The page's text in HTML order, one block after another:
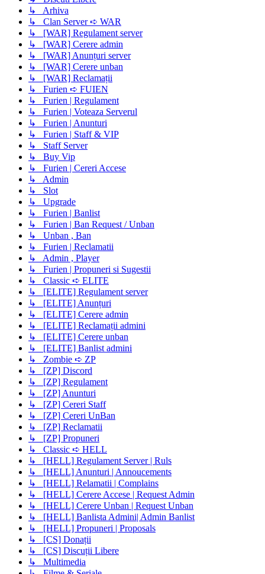
↳ Arhiva
↳ Clan Server ➪ WAR
↳ [WAR] Regulament server
↳ [WAR] Cerere admin
↳ [WAR] Anunțuri server
↳ [WAR] Cerere unban
↳ [WAR] Reclamații
↳ Furien ➪ FUIEN
↳ Furien | Regulament
↳ Furien | Voteaza Serverul
↳ Furien | Anunturi
↳ Furien | Staff & VIP
↳ Staff Server
↳ Buy Vip
↳ Furien | Cereri Accese
↳ Admin
↳ Slot
↳ Upgrade
↳ Furien | Banlist
↳ Furien | Ban Request / Unban
↳ Unban , Ban
↳ Furien | Reclamatii
↳ Admin , Player
↳ Furien | Propuneri si Sugestii
↳ Classic ➪ ELITE
↳ [ELITE] Regulament server
↳ [ELITE] Anunțuri
↳ [ELITE] Cerere admin
↳ [ELITE] Reclamații admini
↳ [ELITE] Cerere unban
↳ [ELITE] Banlist admini
↳ Zombie ➪ ZP
↳ [ZP] Discord
↳ [ZP] Regulament
↳ [ZP] Anunturi
↳ [ZP] Cereri Staff
↳ [ZP] Cereri UnBan
↳ [ZP] Reclamatii
↳ [ZP] Propuneri
↳ Classic ➪ HELL
↳ [HELL] Regulament Server | Ruls
↳ [HELL] Anunturi | Annoucements
↳ [HELL] Relamatii | Complains
↳ [HELL] Cerere Accese | Request Admin
↳ [HELL] Cerere Unban | Request Unban
↳ [HELL] Banlista Admini| Admin Banlist
↳ [HELL] Propuneri | Proposals
↳ [CS] Donații
↳ [CS] Discuții Libere
↳ Multimedia